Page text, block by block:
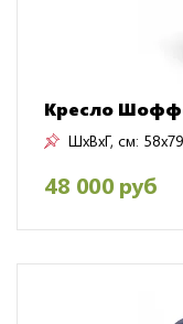
Кресло
ШxВxГ, см:
48 000 руб